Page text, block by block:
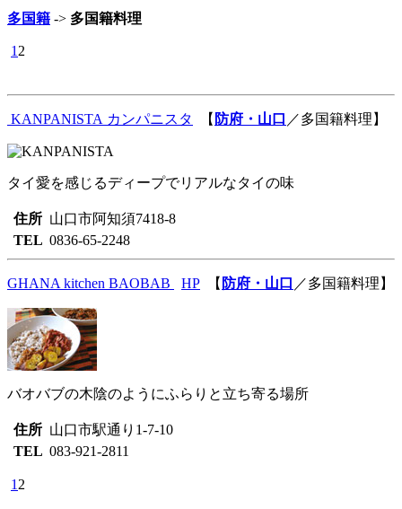
多国籍 -> 多国籍料理
1 2
KANPANISTA カンパニスタ 【 防府・山口 ／多国籍料理】
タイ愛を感じるディープでリアルなタイの味
住所 山口市阿知須7418-8
TEL 0836-65-2248
GHANA kitchen BAOBAB HP 【 防府・山口 ／多国籍料理】
バオバブの木陰のようにふらりと立ち寄る場所
住所 山口市駅通り1-7-10
TEL 083-921-2811
1 2